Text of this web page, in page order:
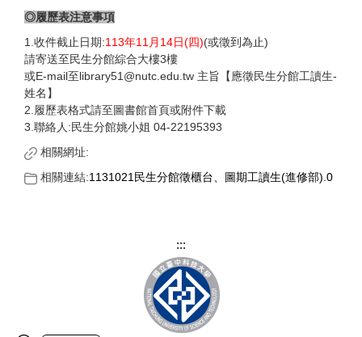
◎履歷表注意事項
1.收件截止日期:113年11月14日(四)(或徵到為止)
請寄送至民生分館綜合大樓3樓
或E-mail至library51@nutc.edu.tw 主旨【應徵民生分館工讀生-
姓名】
2.履歷表格式請至圖書館首頁或附件下載
3.聯絡人:民生分館姚小姐 04-22195393
相關網址:
相關連結:1131021民生分館徵櫃台、圖期工讀生(進修部).0
:::